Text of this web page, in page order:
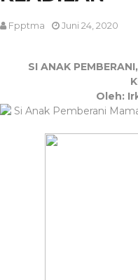
Fpptma Juni 24, 2020
SI ANAK
Oleh: